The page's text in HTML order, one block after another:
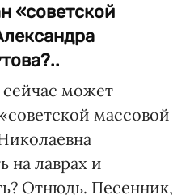
«советской
может
массовой
на лаврах и
Отнюдь. Песенник,